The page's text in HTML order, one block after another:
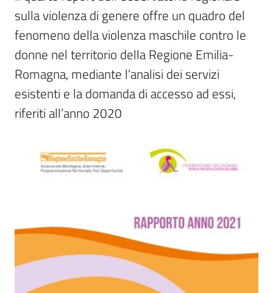
Pari
opportunità
Argomenti
Servizi
Progetti
sulla violenza di genere offre un quadro del
fenomeno della violenza maschile contro le
donne nel territorio della Regione Emilia-
Romagna, mediante l’analisi dei servizi
esistenti e la domanda di accesso ad essi,
riferiti all’anno 2020